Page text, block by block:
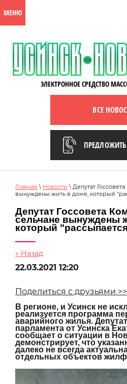
МЕНЮ
ВСЕ
ЭЛЕКТРОННОЕ СРЕДСТВО
Главная \ Новости \ Депутат
вынуждены жить в доме, который
Депутат Госсовета
сельчане вынуждены
который
« Назад
22.03.2021 12:20
Поделиться с друзьями
В регионе, и Усинск не
реализуется программа
аварийного жилья.
парламента от Усинска
сообщает о ситуации в
демонстрирует, что
далеко не всегда
отдельных объектов